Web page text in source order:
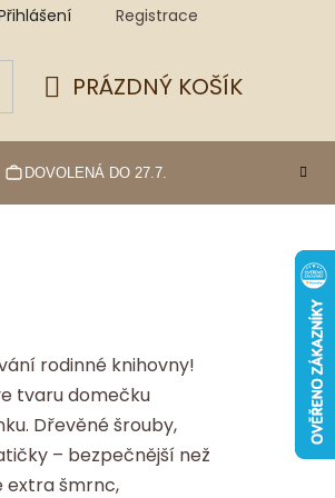
DOVOLENÁ DO 27.7.
Registrace
KOŠÍK
PRÁZDNÝ KOŠÍK
rodinné knihovny!
tvaru domečku
Dřevěné šrouby,
– bezpečnější než
extra šmrnc,